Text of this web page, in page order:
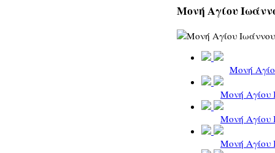
Μονή Αγίου
Μονή
Μονή Αγίου
Μονή Αγίου
Μονή Αγίου